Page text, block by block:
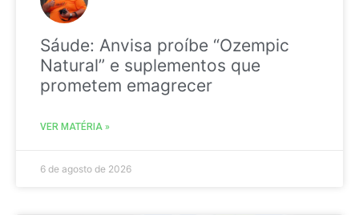
Sáude: Anvisa proíbe “Ozempic
Natural” e suplementos que
prometem emagrecer
VER MATÉRIA »
6 de agosto de 2026